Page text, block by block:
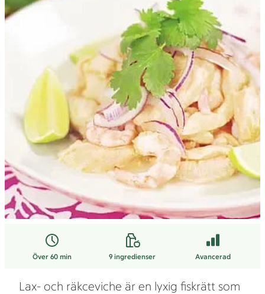
Över 60 min 9ingredienser Avancerad
Lax- och räkceviche är en lyxig fiskrätt som